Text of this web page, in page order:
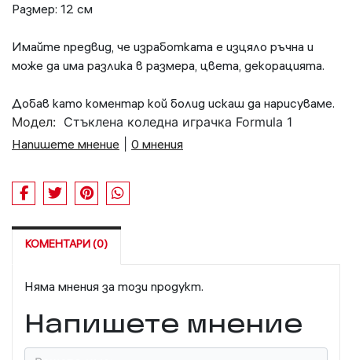
Размер: 12 см
Имайте предвид, че изработката е изцяло ръчна и
може да има разлика в размера, цвета, декорацията.
Добав като коментар кой болид искаш да нарисуваме.
Модел: Стъклена коледна играчка Formula 1
Напишете мнение
0 мнения
КОМЕНТАРИ (0)
Няма мнения за този продукт.
Напишете мнение